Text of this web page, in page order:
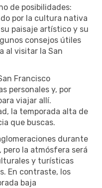
de posibilidades:
por la cultura nativa
paisaje artístico y su
consejos útiles
al visitar la San
Francisco
personales y, por
viajar allí.
la temporada alta de
que buscas.
durante
la atmósfera será
y turísticas
En contraste, los
baja